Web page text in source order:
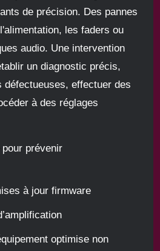
de précision. Des pannes
les faders ou
audio. Une intervention
un diagnostic précis,
défectueuses, effectuer des
à des réglages
prévenir
à jour firmware
optimise non